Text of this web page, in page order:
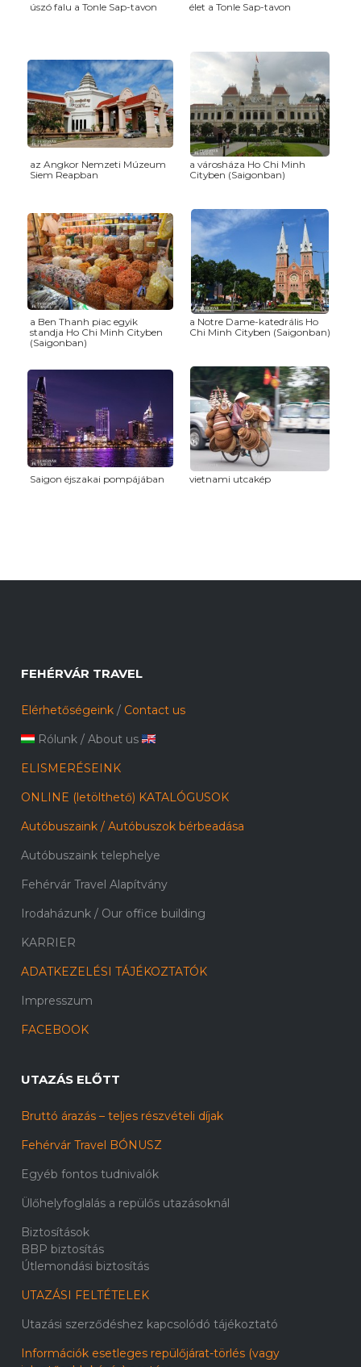
úszó falu a Tonle Sap-tavon élet a Tonle Sap-tavon
az Angkor Nemzeti Múzeum
Siem Reapban
a városháza Ho Chi Minh
Cityben (Saigonban)
a Ben Thanh piac egyik
standja Ho Chi Minh Cityben
(Saigonban)
a Notre Dame-katedrális Ho
Chi Minh Cityben (Saigonban)
Saigon éjszakai pompájában vietnami utcakép
FEHÉRVÁR TRAVEL
Elérhetőségeink / Contact us
Rólunk /About us
ELISMERÉSEINK
ONLINE (letölthető) KATALÓGUSOK
Autóbuszaink / Autóbuszok bérbeadása
Autóbuszaink telephelye
Fehérvár Travel Alapítvány
Irodaházunk / Our office building
KARRIER
ADATKEZELÉSI TÁJÉKOZTATÓK
Impresszum
FACEBOOK
UTAZÁS ELŐTT
Bruttó árazás – teljes részvételi díjak
Fehérvár Travel BÓNUSZ
Egyéb fontos tudnivalók
Ülőhelyfoglalás a repülős utazásoknál
Biztosítások
BBP biztosítás
Útlemondási biztosítás
UTAZÁSI FELTÉTELEK
Utazási szerződéshez kapcsolódó tájékoztató
Információk esetleges repülőjárat-törlés (vagy